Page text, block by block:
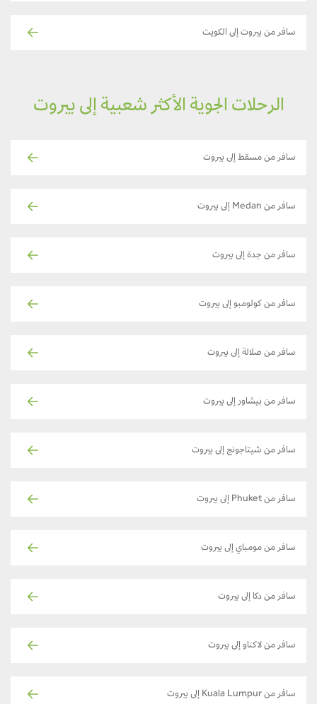
سافر من بيروت إلى الكويت
الرحلات الجوية الأكثر شعبية إلى بيروت
سافر من مسقط إلى بيروت
سافر من Medan إلى بيروت
سافر من جدة إلى بيروت
سافر من كولومبو إلى بيروت
سافر من صلالة إلى بيروت
سافر من بيشاور إلى بيروت
سافر من شيتاجونج إلى بيروت
سافر من Phuket إلى بيروت
سافر من مومباي إلى بيروت
سافر من دكا إلى بيروت
سافر من لاكناو إلى بيروت
سافر من Kuala Lumpur إلى بيروت